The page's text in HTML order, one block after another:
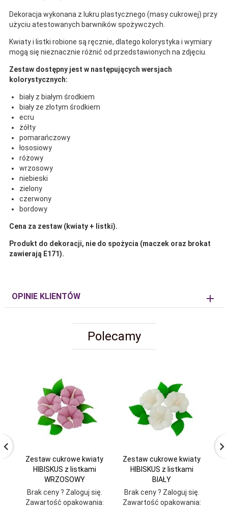
Dekoracja wykonana z lukru plastycznego (masy cukrowej) przy
użyciu atestowanych barwników spożywczych.
Kwiaty i listki robione są ręcznie, dlatego kolorystyka i wymiary
mogą się nieznacznie różnić od przedstawionych na zdjęciu.
Zestaw dostępny jest w następujących wersjach
kolorystycznych:
biały z białym środkiem
biały ze złotym środkiem
ecru
żółty
pomarańczowy
łososiowy
różowy
wrzosowy
niebieski
zielony
czerwony
bordowy
Cena za zestaw (kwiaty + listki).
Produkt do dekoracji, nie do spożycia (maczek oraz brokat
zawierają E171).
OPINIE KLIENTÓW
Polecamy
Zestaw cukrowe kwiaty
HIBISKUS z listkami
WRZOSOWY
Brak ceny ? Zaloguj się.
Zawartość opakowania:
Zestaw cukrowe kwiaty
HIBISKUS z listkami
BIAŁY
Brak ceny ? Zaloguj się.
Zawartość opakowania: